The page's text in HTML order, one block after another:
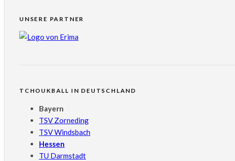
UNSERE PARTNER
TCHOUKBALL IN DEUTSCHLAND
Bayern
TSV Zorneding
TSV Windsbach
Hessen
TU Darmstadt